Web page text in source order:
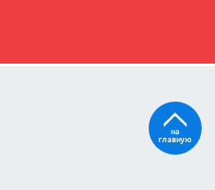
на
главную